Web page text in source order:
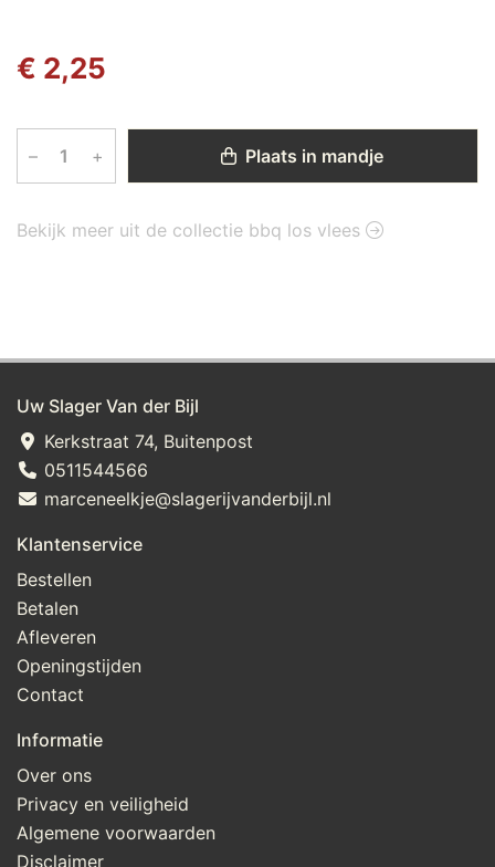
€ 2,25
– + Plaats in mandje
Bekijk meer uit de collectie bbq los vlees
Uw Slager Van der Bijl
Kerkstraat 74, Buitenpost
0511544566
marceneelkje@slagerijvanderbijl.nl
Klantenservice
Bestellen
Betalen
Afleveren
Openingstijden
Contact
Informatie
Over ons
Privacy en veiligheid
Algemene voorwaarden
Disclaimer